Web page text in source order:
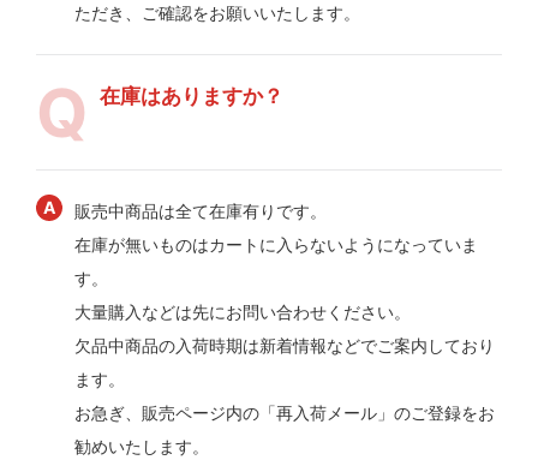
ただき、ご確認をお願いいたします。
在庫はありますか？
販売中商品は全て在庫有りです。
在庫が無いものはカートに入らないようになっていま
す。
大量購入などは先にお問い合わせください。
欠品中商品の入荷時期は新着情報などでご案内しており
ます。
お急ぎ、販売ページ内の「再入荷メール」のご登録をお
勧めいたします。